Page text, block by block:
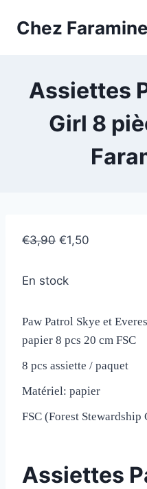
Chez
Assiettes
Girl 8
€3,90 €1,50
En stock
Paw Patrol Skye et
papier 8 pcs 20 cm FSC
8 pcs assiette / paquet
Matériel: papier
FSC (Forest Stewardship
Assiettes